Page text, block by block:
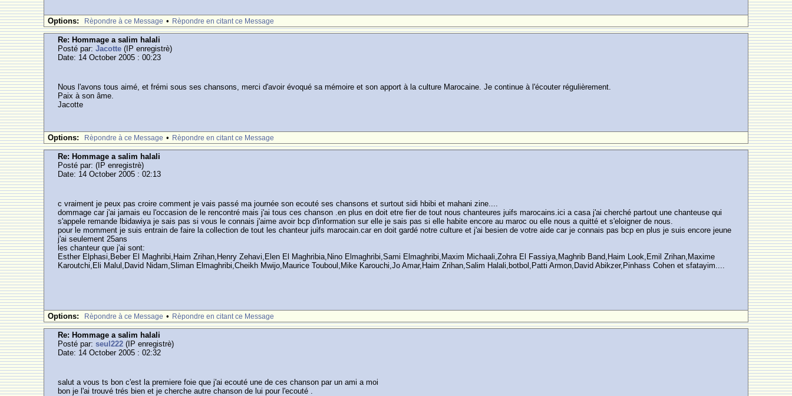
Options: Rèpondre à ce Message • Rèpondre en citant ce Message
Re: Hommage a salim halali
Posté par:Jacotte (IP enregistrè)
Date: 14 October 2005 : 00:23
Nous l'avons tous aimé, et frémi sous ses chansons, merci d'avoir évoqué sa mémoire et son apport à la culture Marocaine. Je continue à l'écouter régulièrement.
Paix à son âme.
Jacotte
Options: Rèpondre à ce Message • Rèpondre en citant ce Message
Re: Hommage a salim halali
Posté par:(IP enregistrè)
Date: 14 October 2005 : 02:13
c vraiment je peux pas croire comment je vais passé ma journée son ecouté ses chansons et surtout sidi hbibi et mahani zine....
dommage car j'ai jamais eu l'occasion de le rencontré mais j'ai tous ces chanson .en plus en doit etre fier de tout nous chanteures juifs marocains.ici a casa j'ai cherché partout une chanteuse qui
s'appele remande lbidawiya je sais pas si vous le connais j'aime avoir bcp d'information sur elle je sais pas si elle habite encore au maroc ou elle nous a quitté et s'eloigner de nous.
pour le momment je suis entrain de faire la collection de tout les chanteur juifs marocain.car en doit gardé notre culture et j'ai besien de votre aide car je connais pas bcp en plus je suis encore jeune
j'ai seulement 25ans
les chanteur que j'ai sont:
Esther Elphasi,Beber El Maghribi,Haim Zrihan,Henry Zehavi,Elen El Maghribia,Nino Elmaghribi,Sami Elmaghribi,Maxim Michaali,Zohra El Fassiya,Maghrib Band,Haim Look,Emil Zrihan,Maxime
Karoutchi,Eli Malul,David Nidam,Sliman Elmaghribi,Cheikh Mwijo,Maurice Touboul,Mike Karouchi,Jo Amar,Haim Zrihan,Salim Halali,botbol,Patti Armon,David Abikzer,Pinhass Cohen et sfatayim....
Options: Rèpondre à ce Message • Rèpondre en citant ce Message
Re: Hommage a salim halali
Posté par:seul222 (IP enregistrè)
Date: 14 October 2005 : 02:32
salut a vous ts bon c'est la premiere foie que j'ai ecouté une de ces chanson par un ami a moi
bon je l'ai trouvé trés bien et je cherche autre chanson de lui pour l'ecouté .